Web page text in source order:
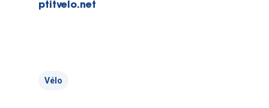
ptitvelo.net
Vélo